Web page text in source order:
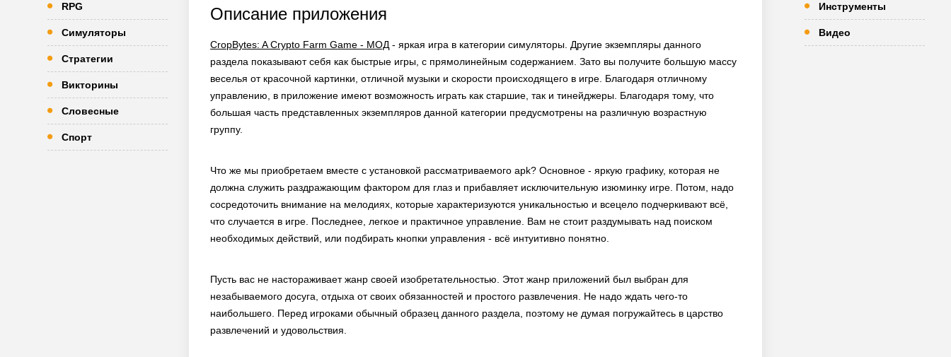
RPG
Симуляторы
Стратегии
Викторины
Словесные
Спорт
Описание приложения
CropBytes: A Crypto Farm Game - МОД - яркая игра в категории симуляторы. Другие экземпляры данного
раздела показывают себя как быстрые игры, с прямолинейным содержанием. Зато вы получите большую массу
веселья от красочной картинки, отличной музыки и скорости происходящего в игре. Благодаря отличному
управлению, в приложение имеют возможность играть как старшие, так и тинейджеры. Благодаря тому, что
большая часть представленных экземпляров данной категории предусмотрены на различную возрастную
группу.
Что же мы приобретаем вместе с установкой рассматриваемого apk? Основное - яркую графику, которая не
должна служить раздражающим фактором для глаз и прибавляет исключительную изюминку игре. Потом, надо
сосредоточить внимание на мелодиях, которые характеризуются уникальностью и всецело подчеркивают всё,
что случается в игре. Последнее, легкое и практичное управление. Вам не стоит раздумывать над поиском
необходимых действий, или подбирать кнопки управления - всё интуитивно понятно.
Пусть вас не настораживает жанр своей изобретательностью. Этот жанр приложений был выбран для
незабываемого досуга, отдыха от своих обязанностей и простого развлечения. Не надо ждать чего-то
наибольшего. Перед игроками обычный образец данного раздела, поэтому не думая погружайтесь в царство
развлечений и удовольствия.
Инструменты
Видео